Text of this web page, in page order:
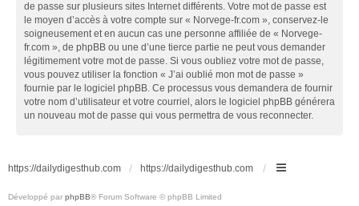
de passe sur plusieurs sites Internet différents. Votre mot de passe est
le moyen d’accès à votre compte sur « Norvege-fr.com », conservez-le
soigneusement et en aucun cas une personne affiliée de « Norvege-
fr.com », de phpBB ou une d’une tierce partie ne peut vous demander
légitimement votre mot de passe. Si vous oubliez votre mot de passe,
vous pouvez utiliser la fonction « J’ai oublié mon mot de passe »
fournie par le logiciel phpBB. Ce processus vous demandera de fournir
votre nom d’utilisateur et votre courriel, alors le logiciel phpBB générera
un nouveau mot de passe qui vous permettra de vous reconnecter.
https://dailydigesthub.com https://dailydigesthub.com
Développé par phpBB® Forum Software © phpBB Limited